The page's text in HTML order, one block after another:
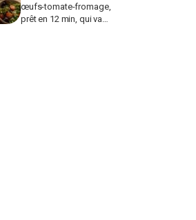
œufs-tomate-fromage,
prêt en 12 min, qui va